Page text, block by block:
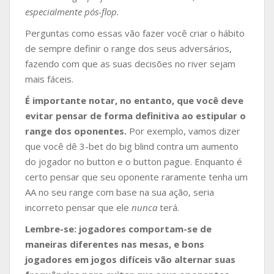
especialmente pós-flop.
Perguntas como essas vão fazer você criar o hábito
de sempre definir o range dos seus adversários,
fazendo com que as suas decisões no river sejam
mais fáceis.
É importante notar, no entanto, que você deve
evitar pensar de forma definitiva ao estipular o
range dos oponentes. Por exemplo, vamos dizer
que você dê 3-bet do big blind contra um aumento
do jogador no button e o button pague. Enquanto é
certo pensar que seu oponente raramente tenha um
AA no seu range com base na sua ação, seria
incorreto pensar que ele nunca terá.
Lembre-se: jogadores comportam-se de
maneiras diferentes nas mesas, e bons
jogadores em jogos difíceis vão alternar suas